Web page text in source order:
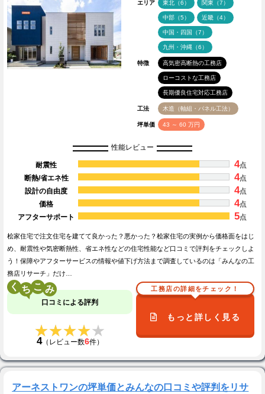
エリア 東北（6） 関東（7）
中部（5） 近畿（4）
中国・四国（7）
九州・沖縄（6）
特徴 高気密高断熱の工務店
ローコストな工務店
長期優良住宅対応工務店
工法 木造（軸組・パネル工法）
坪単価 43 ～ 60 万円
性能レビュー
耐震性 4点
断熱/省エネ性
4点
設計の自由度
4点
価格
4点
アフターサポート
5点
桧家住宅で注文住宅を建てて良かった？悪かった？桧家住宅の実例から価格面をはじ
め、耐震性や気密断熱性、省エネ性などの住宅性能など口コミで評判をチェックしよ
う！保障やアフターサービスの情報や値下げ方法まで調査しているのは「みんなの工
務店リサーチ」だけ…
く こ
口コミによる評判
★★★★★
★★★★★
4（レビュー数6件）
工務店の詳細をチェック！
もっと詳しく見る
アーネストワンの坪単価とみんなの口コミや評判をリサ